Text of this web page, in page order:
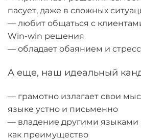
пасует, даже в сложных
— любит общаться с
Win-win решения
— обладает обаянием и
А еще, наш идеальный
— грамотно излагает свои
языке устно и письменно
— владение другими языками
как преимущество